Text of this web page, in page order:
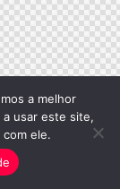
a melhor
usar este site,
ele.